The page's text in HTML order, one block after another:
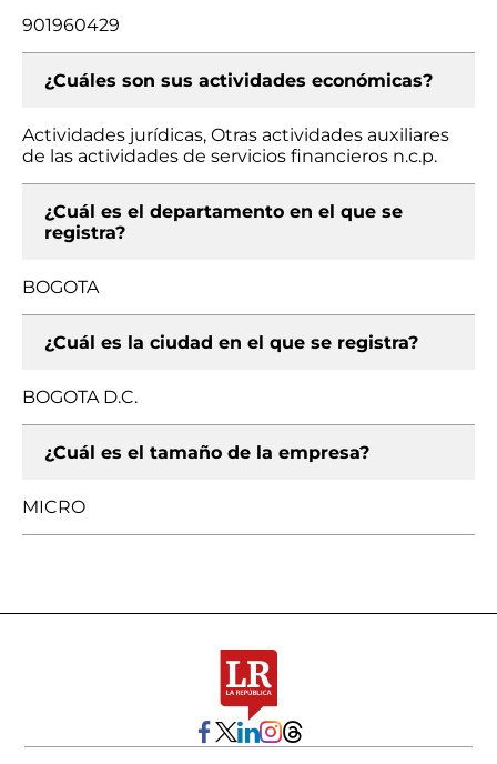
901960429
¿Cuáles son sus actividades económicas?
Actividades jurídicas, Otras actividades auxiliares
de las actividades de servicios financieros n.c.p.
¿Cuál es el departamento en el que se
registra?
BOGOTA
¿Cuál es la ciudad en el que se registra?
BOGOTA D.C.
¿Cuál es el tamaño de la empresa?
MICRO